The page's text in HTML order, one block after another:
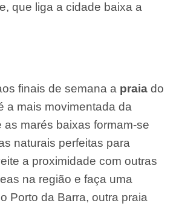
que liga a cidade baixa a
finais de semana a praia do
a mais movimentada da
as marés baixas formam-se
naturais perfeitas para
a proximidade com outras
na região e faça uma
Porto da Barra, outra praia